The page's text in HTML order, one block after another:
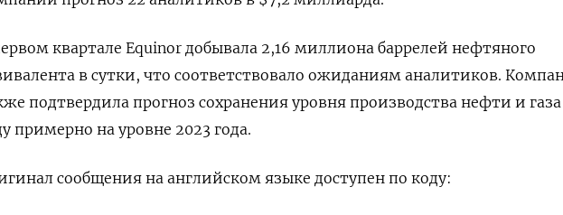
квартале Equinor добывала 2,16 миллиона баррелей нефтяного
в сутки, что соответствовало ожиданиям аналитиков.
подтвердила прогноз сохранения уровня производства нефти и
примерно на уровне 2023 года.
сообщения на английском языке доступен по коду: